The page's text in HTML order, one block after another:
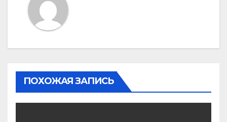
ПОХОЖАЯ ЗАПИСЬ